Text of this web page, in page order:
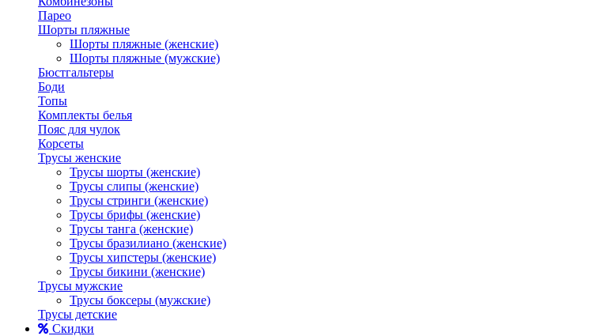
Парео
Шорты пляжные
Шорты пляжные (женские)
Шорты пляжные (мужские)
Бюстгальтеры
Боди
Топы
Комплекты белья
Пояс для чулок
Корсеты
Трусы женские
Трусы шорты (женские)
Трусы слипы (женские)
Трусы стринги (женские)
Трусы брифы (женские)
Трусы танга (женские)
Трусы бразилиано (женские)
Трусы хипстеры (женские)
Трусы бикини (женские)
Трусы мужские
Трусы боксеры (мужские)
Трусы детские
Скидки